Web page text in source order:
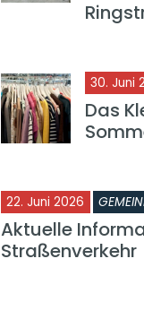
30. Juni
Das
22. Juni 2026
Aktuelle
Straßenverkehr